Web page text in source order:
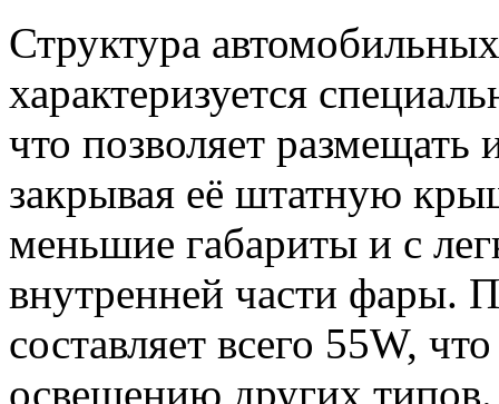
Структура
характеризуется
что позволяет
закрывая её штатную
меньшие габариты и с
внутренней части фары.
составляет всего 55W,
освещению других